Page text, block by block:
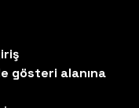
gösteri alanına